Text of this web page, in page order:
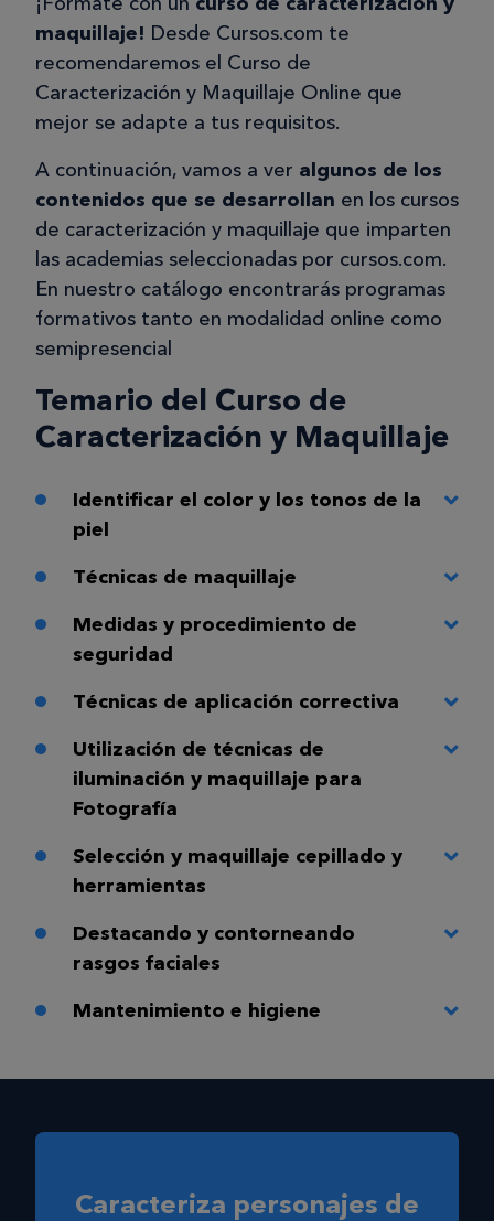
maquillaje! Desde Cursos.com te
recomendaremos el Curso de
Caracterización y Maquillaje Online que
mejor se adapte a tus requisitos.
A continuación, vamos a ver algunos de los
contenidos que se desarrollan en los cursos
de caracterización y maquillaje que imparten
las academias seleccionadas por cursos.com.
En nuestro catálogo encontrarás programas
formativos tanto en modalidad online como
semipresencial
Temario del Curso de
Caracterización y Maquillaje
Identificar el color y los tonos de la
piel
Técnicas de maquillaje
Medidas y procedimiento de
seguridad
Técnicas de aplicación correctiva
Utilización de técnicas de
iluminación y maquillaje para
Fotografía
Selección y maquillaje cepillado y
herramientas
Destacando y contorneando
rasgos faciales
Mantenimiento e higiene
Caracteriza personajes de